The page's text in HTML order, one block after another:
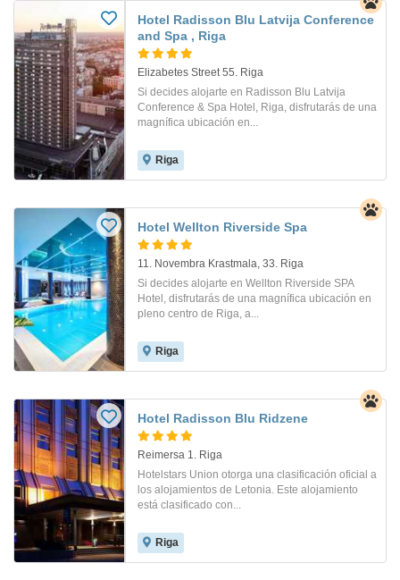
Hotel Radisson Blu Latvija Conference
and Spa , Riga
Elizabetes Street 55. Riga
Si decides alojarte en Radisson Blu Latvija
Conference & Spa Hotel, Riga, disfrutarás de una
magnífica ubicación en...
Riga
Hotel Wellton Riverside Spa
11. Novembra Krastmala, 33. Riga
Si decides alojarte en Wellton Riverside SPA
Hotel, disfrutarás de una magnífica ubicación en
pleno centro de Riga, a...
Riga
Hotel Radisson Blu Ridzene
Reimersa 1. Riga
Hotelstars Union otorga una clasificación oficial a
los alojamientos de Letonia. Este alojamiento
está clasificado con...
Riga